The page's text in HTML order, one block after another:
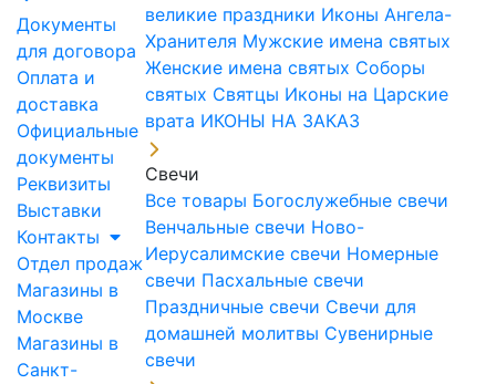
Документы
для договора
Оплата и
доставка
Официальные
документы
Реквизиты
Выставки
Контакты
Отдел продаж
Магазины в
Москве
Магазины в
Санкт-
великие праздники Иконы Ангела-
Хранителя Мужские имена святых
Женские имена святых Соборы
святых Святцы Иконы на Царские
врата ИКОНЫ НА ЗАКАЗ
Свечи
Все товары Богослужебные свечи
Венчальные свечи Ново-
Иерусалимские свечи Номерные
свечи Пасхальные свечи
Праздничные свечи Свечи для
домашней молитвы Сувенирные
свечи